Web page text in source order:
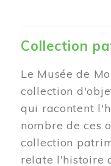
Collection
Le Musée de
collection
qui racontent
nombre de ces
collection
relate l'histoire